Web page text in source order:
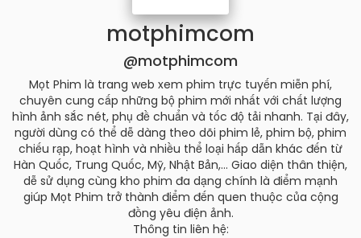
motphimcom
@motphimcom
Mọt Phim là trang web xem phim trực tuyến miễn phí,
chuyên cung cấp những bộ phim mới nhất với chất lượng
hình ảnh sắc nét, phụ đề chuẩn và tốc độ tải nhanh. Tại đây,
người dùng có thể dễ dàng theo dõi phim lẻ, phim bộ, phim
chiếu rạp, hoạt hình và nhiều thể loại hấp dẫn khác đến từ
Hàn Quốc, Trung Quốc, Mỹ, Nhật Bản,... Giao diện thân thiện,
dễ sử dụng cùng kho phim đa dạng chính là điểm mạnh
giúp Mọt Phim trở thành điểm đến quen thuộc của cộng
đồng yêu điện ảnh.
Thông tin liên hệ: